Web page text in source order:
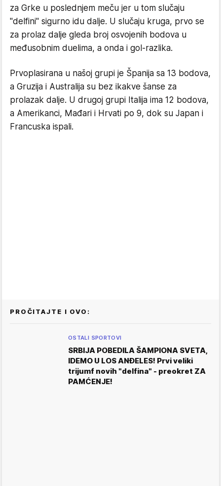
za Grke u poslednjem meču jer u tom slučaju
"delfini" sigurno idu dalje. U slučaju kruga, prvo se
za prolaz dalje gleda broj osvojenih bodova u
međusobnim duelima, a onda i gol-razlika.
Prvoplasirana u našoj grupi je Španija sa 13 bodova,
a Gruzija i Australija su bez ikakve šanse za
prolazak dalje. U drugoj grupi Italija ima 12 bodova,
a Amerikanci, Mađari i Hrvati po 9, dok su Japan i
Francuska ispali.
PROČITAJTE I OVO:
OSTALI SPORTOVI
SRBIJA POBEDILA ŠAMPIONA SVETA,
IDEMO U LOS ANĐELES! Prvi veliki
trijumf novih "delfina" - preokret ZA
PAMĆENJE!